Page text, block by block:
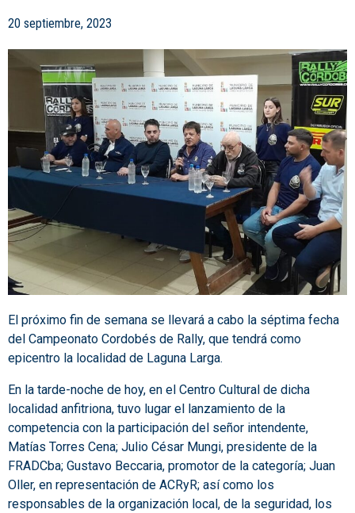
20 septiembre, 2023
El próximo fin de semana se llevará a cabo la séptima fecha
del Campeonato Cordobés de Rally, que tendrá como
epicentro la localidad de Laguna Larga.
En la tarde-noche de hoy, en el Centro Cultural de dicha
localidad anfitriona, tuvo lugar el lanzamiento de la
competencia con la participación del señor intendente,
Matías Torres Cena; Julio César Mungi, presidente de la
FRADCba; Gustavo Beccaria, promotor de la categoría; Juan
Oller, en representación de ACRyR; así como los
responsables de la organización local, de la seguridad, los